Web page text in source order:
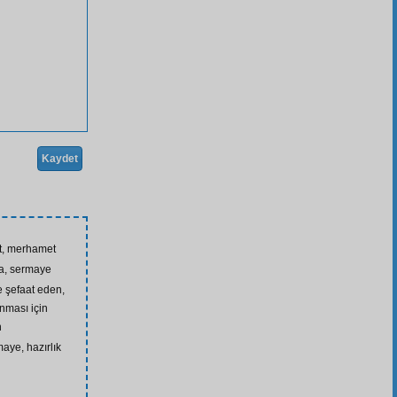
Kaydet
merhamet
sermaye
şefaat eden,
için
hazırlık